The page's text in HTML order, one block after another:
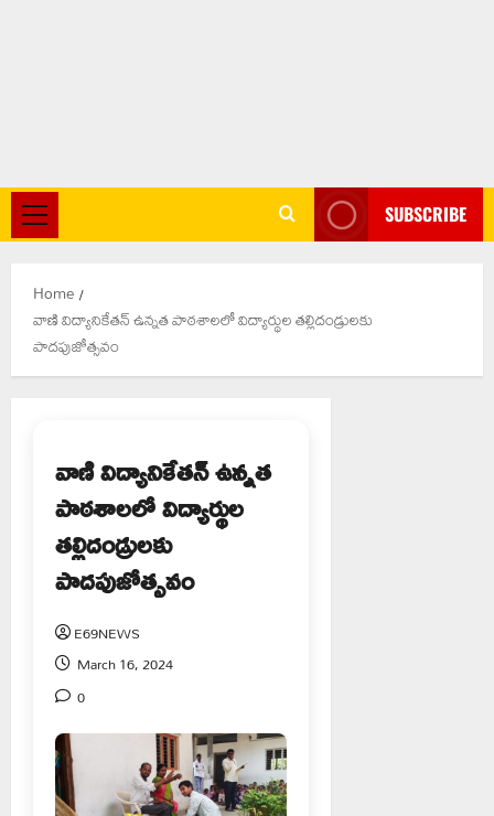
Primary
Menu
SUBSCRIBE
Home
వాణి విద్యానికేతన్ ఉన్నత పాఠశాలలో విద్యార్థుల తల్లిదండ్రులకు
పాదపుజోత్సవం
వాణి విద్యానికేతన్ ఉన్నత
పాఠశాలలో విద్యార్థుల
తల్లిదండ్రులకు
పాదపుజోత్సవం
E69NEWS
March 16, 2024
0